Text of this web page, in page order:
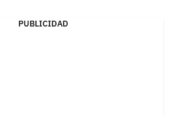
PUBLICIDAD